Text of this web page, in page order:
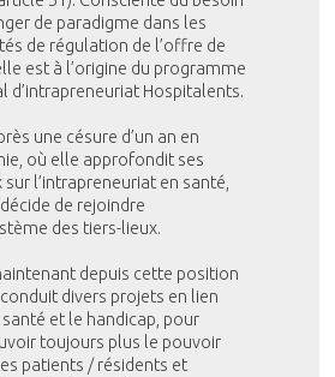
de paradigme dans les
de régulation de l’offre de
est à l’origine du programme
d’intrapreneuriat Hospitalents.
une césure d’un an en
où elle approfondit ses
sur l’intrapreneuriat en santé,
de rejoindre
des tiers-lieux.
depuis cette position
conduit divers projets en lien
santé et le handicap, pour
toujours plus le pouvoir
patients / résidents et